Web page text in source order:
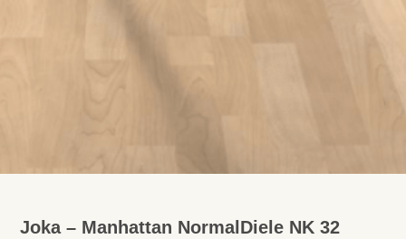
Joka – Manhattan NormalDiele NK 32